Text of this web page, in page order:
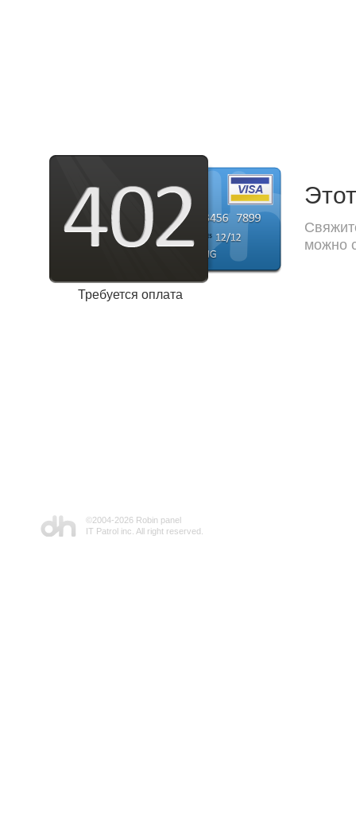
Требуется оплата
можно
©2004-2026 Robin panel
IT Patrol inc. All right reserved.